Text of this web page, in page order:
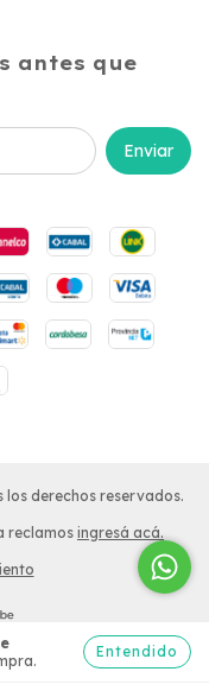
Entendido
antes que
derechos reservados.
reclamosingresá acá.